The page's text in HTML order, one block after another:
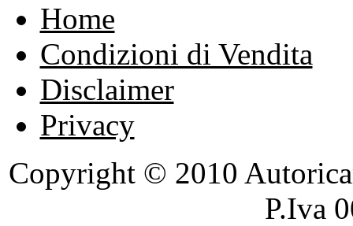
Home
Condizioni di Vendita
Disclaimer
Privacy
Copyright © 2010
P.Iva